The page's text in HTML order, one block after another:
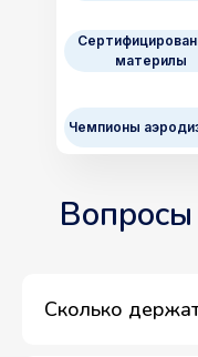
Чемпионы
материлы
Сколько